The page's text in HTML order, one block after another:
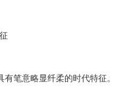
笔意略显纤柔的时代特征。